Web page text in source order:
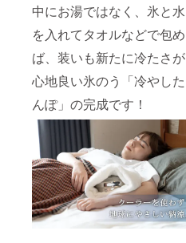
中にお湯ではなく、氷と水
を入れてタオルなどで包め
ば、装いも新たに冷たさが
心地良い氷のう「冷やした
んぽ」の完成です！